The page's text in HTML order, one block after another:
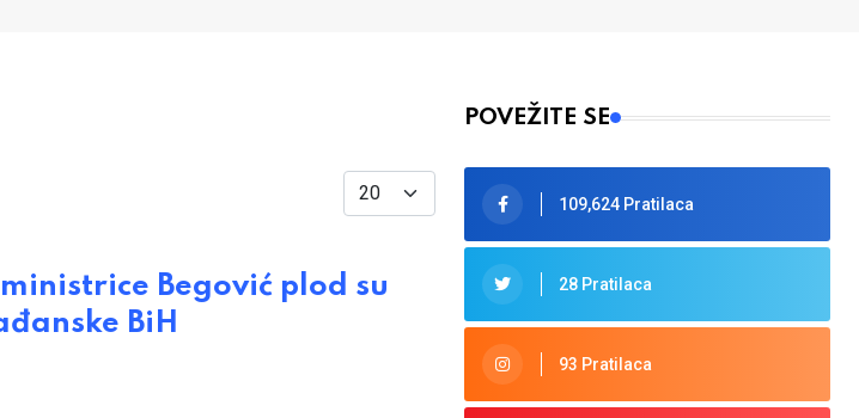
Display #
Begović plod su
BiH
POVEŽITE SE
109,624 Pratilaca
28 Pratilaca
93 Pratilaca